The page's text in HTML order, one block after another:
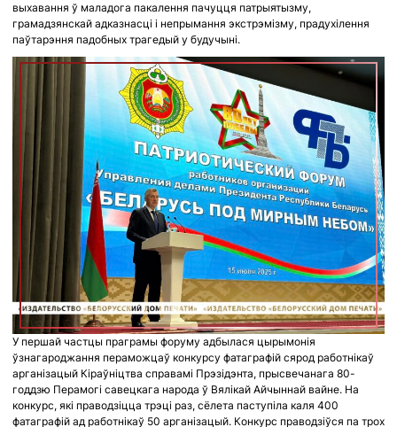
выхавання ў маладога пакалення пачуцця патрыятызму,
грамадзянскай адказнасці і непрымання экстрэмізму, прадухілення
паўтарэння падобных трагедый у будучыні.
У першай частцы праграмы форуму адбылася цырымонія
ўзнагароджання пераможцаў конкурсу фатаграфій сярод работнікаў
арганізацый Кіраўніцтва справамі Прэзідэнта, прысвечанага 80-
годдзю Перамогі савецкага народа ў Вялікай Айчыннай вайне. На
конкурс, які праводзіцца трэці раз, сёлета паступіла каля 400
фатаграфій ад работнікаў 50 арганізацый. Конкурс праводзіўся па трох